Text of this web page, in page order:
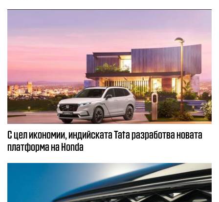
С цел икономии, индийската Tata разработва новата
платформа на Honda